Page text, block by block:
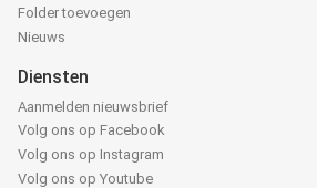
Folder toevoegen
Nieuws
Diensten
Aanmelden nieuwsbrief
Volg ons op Facebook
Volg ons op Instagram
Volg ons op Youtube